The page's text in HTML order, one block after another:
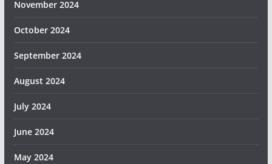
November 2024
October 2024
September 2024
August 2024
July 2024
June 2024
May 2024